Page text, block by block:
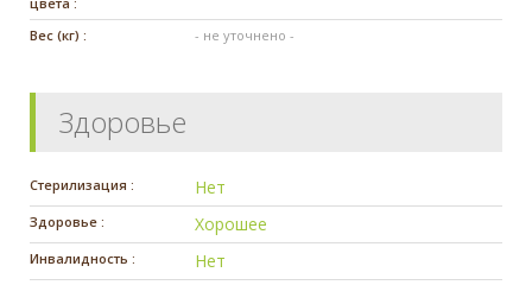
Вес (кг) : - не уточнено -
Здоровье
Стерилизация : Нет
Здоровье : Хорошее
Инвалидность : Нет